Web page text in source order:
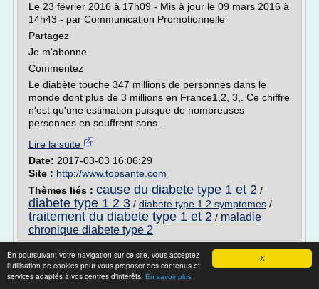
X
En poursuivant votre navigation sur ce site, vous acceptez
l'utilisation de cookies pour vous proposer des contenus et
services adaptés à vos centres d'intérêts. En savoir plus
Le 23 février 2016 à 17h09 - Mis à jour le 09 mars 2016 à
14h43 - par Communication Promotionnelle
Partagez
Je m'abonne
Commentez
Le diabète touche 347 millions de personnes dans le
monde dont plus de 3 millions en France1,2, 3,. Ce chiffre
n'est qu'une estimation puisque de nombreuses
personnes en souffrent sans...
Lire la suite
Date: 2017-03-03 16:06:29
Site : http://www.topsante.com
Thèmes liés : cause du diabete type 1 et 2 /
diabete type 1 2 3 / diabete type 1 2 symptomes /
traitement du diabete type 1 et 2 / maladie
chronique diabete type 2
L'excès de GRAISSES augmente le risque
de diabète!